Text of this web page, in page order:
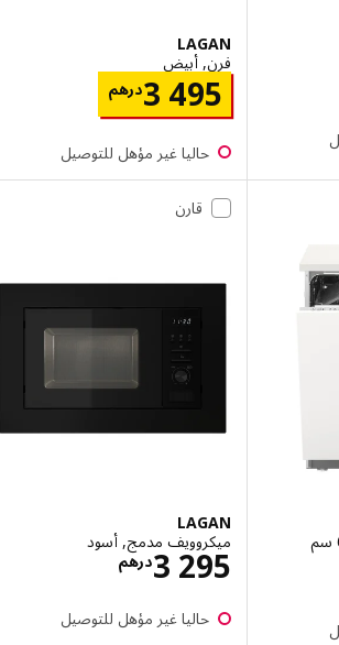
درهم 3995
LAGAN
فرن, أبيض
درهم 3 495 الاسعار
حاليا غير مؤهل للتوصيل
درهم 4995
قارن
LAGAN
ميكروويف مدمج, أسود
درهم 3 295 الاسعار درهم
حاليا غير مؤهل للتوصيل